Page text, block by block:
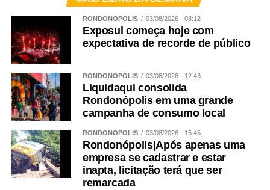
RONDONÓPOLIS 03/08/2026 - 08:12
Exposul começa hoje com
expectativa de recorde de público
RONDONÓPOLIS 03/08/2026 - 12:43
Liquidaqui consolida
Rondonópolis em uma grande
campanha de consumo local
RONDONÓPOLIS 03/08/2026 - 15:45
Rondonópolis|Após apenas uma
empresa se cadastrar e estar
inapta, licitação terá que ser
remarcada